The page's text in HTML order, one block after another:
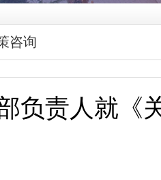
咨询
负责人就《